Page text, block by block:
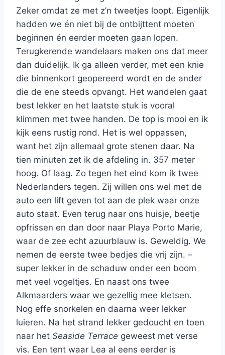
Zeker omdat ze met z’n tweetjes loopt. Eigenlijk
hadden we én niet bij de ontbijttent moeten
beginnen én eerder moeten gaan lopen.
Terugkerende wandelaars maken ons dat meer
dan duidelijk. Ik ga alleen verder, met een knie
die binnenkort geopereerd wordt en de ander
die de ene steeds opvangt. Het wandelen gaat
best lekker en het laatste stuk is vooral
klimmen met twee handen. De top is mooi en ik
kijk eens rustig rond. Het is wel oppassen,
want het zijn allemaal grote stenen daar. Na
tien minuten zet ik de afdeling in. 357 meter
hoog. Of laag. Zo tegen het eind kom ik twee
Nederlanders tegen. Zij willen ons wel met de
auto een lift geven tot aan de plek waar onze
auto staat. Even terug naar ons huisje, beetje
opfrissen en dan door naar Playa Porto Marie,
waar de zee echt azuurblauw is. Geweldig. We
nemen de eerste twee bedjes die vrij zijn. –
super lekker in de schaduw onder een boom
met veel vogeltjes. En naast ons twee
Alkmaarders waar we gezellig mee kletsen.
Nog effe snorkelen en daarna weer lekker
luieren. Na het strand lekker gedoucht en toen
naar het Seaside Terrace geweest met verse
vis. Een tent waar Lea al eens eerder is